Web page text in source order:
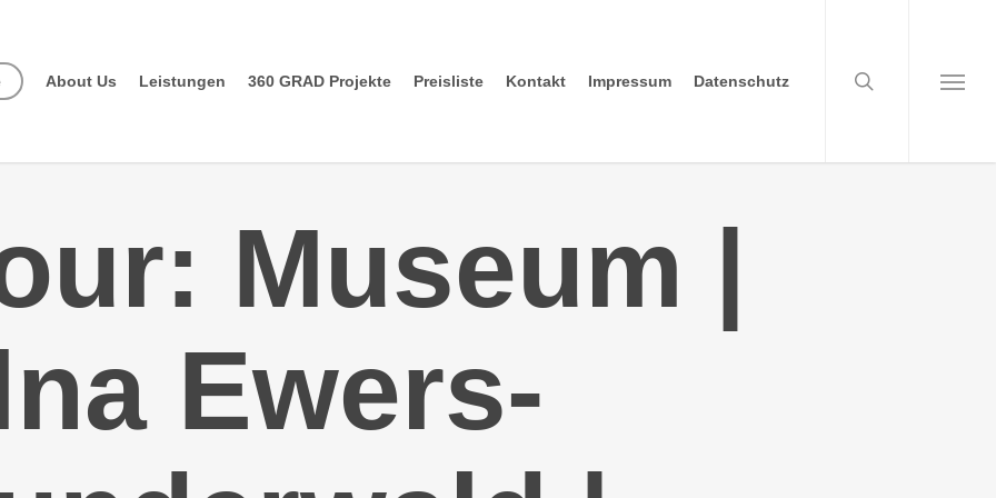
About Us Leistungen 360 GRAD Projekte Preisliste Kontakt Impressum Datenschutz
Menu
Museum |
Ewers-